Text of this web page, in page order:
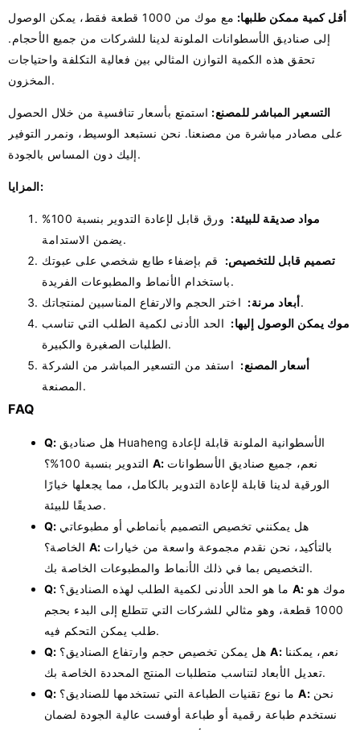
أقل كمية ممكن طلبها:
مع موك من 1000 قطعة فقط، يمكن الوصول
إلى صناديق الأسطوانات الملونة لدينا للشركات من جميع الأحجام.
تحقق هذه الكمية التوازن المثالي بين فعالية التكلفة واحتياجات
المخزون.
التسعير المباشر للمصنع: استمتع بأسعار تنافسية من خلال الحصول
على مصادر مباشرة من مصنعنا. نحن نستبعد الوسيط، ونمرر التوفير
إليك دون المساس بالجودة.
المزايا:
مواد صديقة للبيئة:
ورق قابل لإعادة التدوير بنسبة 100%
يضمن الاستدامة.
تصميم قابل للتخصيص:
قم بإضفاء طابع شخصي على عبوتك
باستخدام الأنماط والمطبوعات الفريدة.
أبعاد مرنة:اختر الحجم والارتفاع المناسبين لمنتجاتك.
موك يمكن الوصول إليها: الحد الأدنى لكمية الطلب التي تناسب
الطلبات الصغيرة والكبيرة.
أسعار المصنع: استفد من التسعير المباشر من الشركة
المصنعة.
FAQ
Q: هل صناديق Huaheng الأسطوانية الملونة قابلة لإعادة
A: نعم، جميع صناديق الأسطوانات
الورقية لدينا قابلة لإعادة التدوير بالكامل، مما يجعلها خيارًا
صديقًا للبيئة.
Q: هل يمكنني تخصيص التصميم بأنماطي أو مطبوعاتي
A: بالتأكيد، نحن نقدم مجموعة واسعة من خيارات
التخصيص بما في ذلك الأنماط والمطبوعات الخاصة بك.
Q:
A: موك هو
1000 قطعة، وهو مثالي للشركات التي تتطلع إلى البدء بحجم
طلب يمكن التحكم فيه.
Q:
هل يمكن تخصيص حجم وارتفاع الصناديق؟A: نعم، يمكننا
تعديل الأبعاد لتناسب متطلبات المنتج المحددة الخاصة بك.
Q:
ما نوع تقنيات الطباعة التي تستخدمها للصناديق؟A: نحن
نستخدم طباعة رقمية أو طباعة أوفست عالية الجودة لضمان